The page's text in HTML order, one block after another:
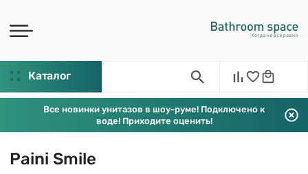
Каталог
Все новинки унитазов в шоу-руме! Подключено к
воде! Приходите оценить!
Paini Smile